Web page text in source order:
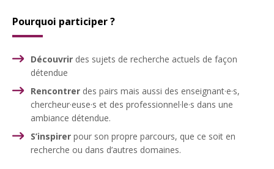
Pourquoi participer ?
Découvrir des sujets de recherche actuels de façon
détendue
Rencontrer des pairs mais aussi des enseignant·e·s,
chercheur·euse·s et des professionnel·le·s dans une
ambiance détendue.
S’inspirer pour son propre parcours, que ce soit en
recherche ou dans d’autres domaines.